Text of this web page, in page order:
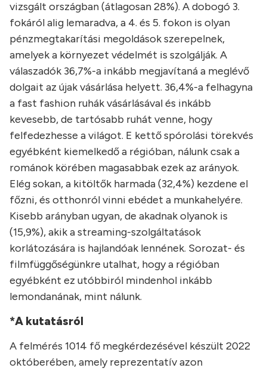
vizsgált országban (átlagosan 28%). A dobogó 3.
fokáról alig lemaradva, a 4. és 5. fokon is olyan
pénzmegtakarítási megoldások szerepelnek,
amelyek a környezet védelmét is szolgálják. A
válaszadók 36,7%-a inkább megjavítaná a meglévő
dolgait az újak vásárlása helyett. 36,4%-a felhagyna
a fast fashion ruhák vásárlásával és inkább
kevesebb, de tartósabb ruhát venne, hogy
felfedezhesse a világot. E kettő spórolási törekvés
egyébként kiemelkedő a régióban, nálunk csak a
románok körében magasabbak ezek az arányok.
Elég sokan, a kitöltők harmada (32,4%) kezdene el
főzni, és otthonról vinni ebédet a munkahelyére.
Kisebb arányban ugyan, de akadnak olyanok is
(15,9%), akik a streaming-szolgáltatások
korlátozására is hajlandóak lennének. Sorozat- és
filmfüggőségünkre utalhat, hogy a régióban
egyébként ez utóbbiról mindenhol inkább
lemondanának, mint nálunk.
*A kutatásról
A felmérés 1014 fő megkérdezésével készült 2022
októberében, amely reprezentatív azon